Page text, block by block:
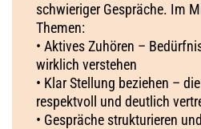
schwieriger Gespräche. Im
Themen:
• Aktives Zuhören –
wirklich verstehen
• Klar Stellung beziehen –
respektvoll und deutlich
• Gespräche strukturieren